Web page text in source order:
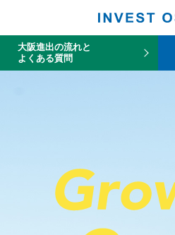
大阪進出の流れと
よくある質問